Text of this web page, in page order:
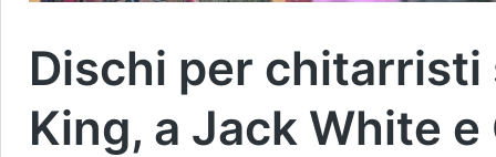
Dischi per chitarristi
King, a Jack White